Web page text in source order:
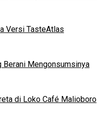
Versi TasteAtlas
Berani Mengonsumsinya
di Loko Café Malioboro